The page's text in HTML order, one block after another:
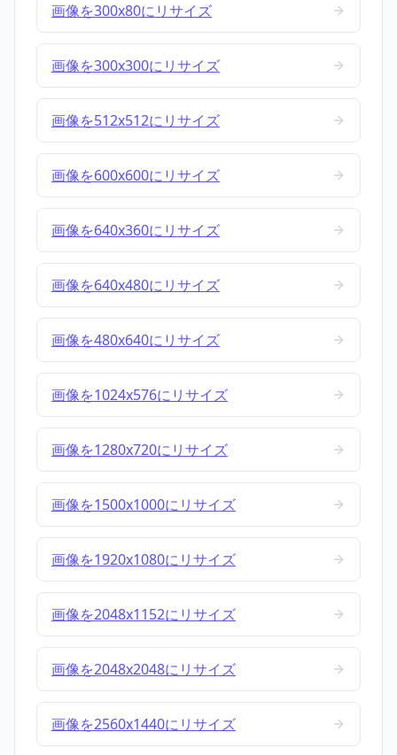
画像を300x80にリサイズ
画像を300x300にリサイズ
画像を512x512にリサイズ
画像を600x600にリサイズ
画像を640x360にリサイズ
画像を640x480にリサイズ
画像を480x640にリサイズ
画像を1024x576にリサイズ
画像を1280x720にリサイズ
画像を1500x1000にリサイズ
画像を1920x1080にリサイズ
画像を2048x1152にリサイズ
画像を2048x2048にリサイズ
画像を2560x1440にリサイズ